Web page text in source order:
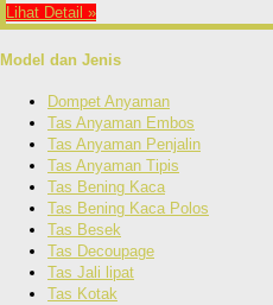
Lihat Detail »
Model dan Jenis
Dompet Anyaman
Tas Anyaman Embos
Tas Anyaman Penjalin
Tas Anyaman Tipis
Tas Bening Kaca
Tas Bening Kaca Polos
Tas Besek
Tas Decoupage
Tas Jali lipat
Tas Kotak